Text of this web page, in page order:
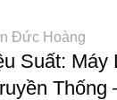
Đức Hoàng
Suất: Máy
Thống